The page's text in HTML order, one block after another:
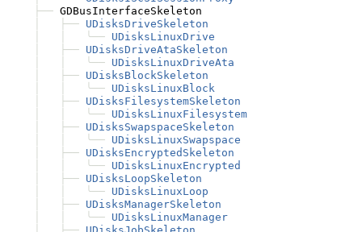
├── GDBusInterfaceSkeleton
├── UDisksDriveSkeleton
╰── UDisksLinuxDrive
├── UDisksDriveAtaSkeleton
╰── UDisksLinuxDriveAta
├── UDisksBlockSkeleton
╰── UDisksLinuxBlock
├── UDisksFilesystemSkeleton
╰── UDisksLinuxFilesystem
├── UDisksSwapspaceSkeleton
╰── UDisksLinuxSwapspace
├── UDisksEncryptedSkeleton
╰── UDisksLinuxEncrypted
├── UDisksLoopSkeleton
╰── UDisksLinuxLoop
├── UDisksManagerSkeleton
╰── UDisksLinuxManager